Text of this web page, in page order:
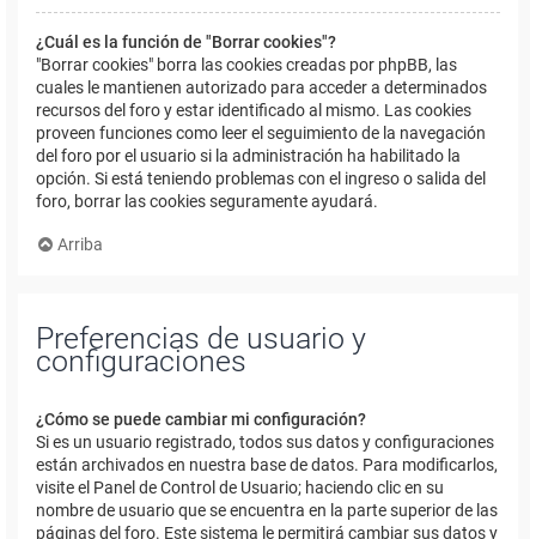
¿Cuál es la función de "Borrar cookies"?
"Borrar cookies" borra las cookies creadas por phpBB, las
cuales le mantienen autorizado para acceder a determinados
recursos del foro y estar identificado al mismo. Las cookies
proveen funciones como leer el seguimiento de la navegación
del foro por el usuario si la administración ha habilitado la
opción. Si está teniendo problemas con el ingreso o salida del
foro, borrar las cookies seguramente ayudará.
Arriba
Preferencias de usuario y
configuraciones
¿Cómo se puede cambiar mi configuración?
Si es un usuario registrado, todos sus datos y configuraciones
están archivados en nuestra base de datos. Para modificarlos,
visite el Panel de Control de Usuario; haciendo clic en su
nombre de usuario que se encuentra en la parte superior de las
páginas del foro. Este sistema le permitirá cambiar sus datos y